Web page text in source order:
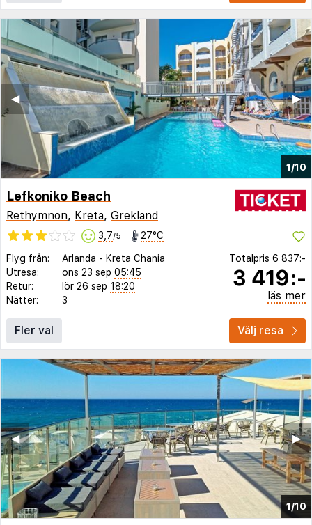
1/10
▶︎
◀︎
Lefkoniko Beach
Rethymnon, Kreta, Grekland
3,7/5 27°C
Flyg från: Arlanda - Kreta Chania
Utresa:
ons 23 sep 05:45
Retur:
lör 26 sep 18:20
Nätter:
3
Totalpris 6 837:-
3 419:-
läs mer
Fler val Välj resa
1/10
▶︎
◀︎